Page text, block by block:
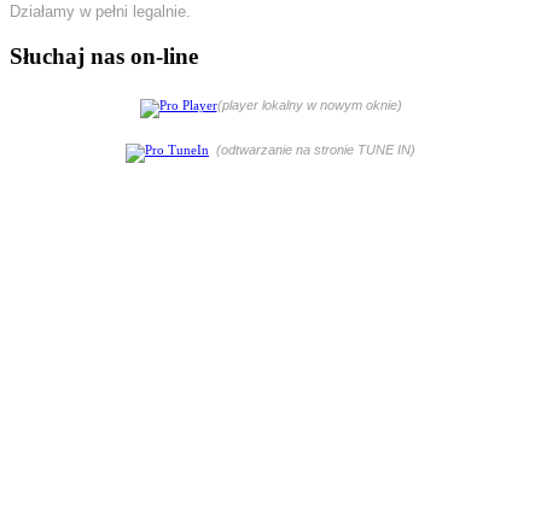
Działamy w pełni legalnie.
Słuchaj nas on-line
(player lokalny w nowym oknie)
(odtwarzanie na stronie TUNE IN)